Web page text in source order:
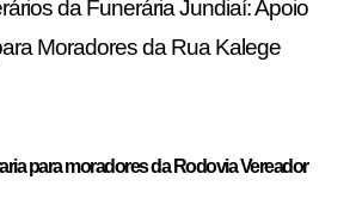
da Funerária Jundiaí: Apoio
Moradores da Rua Kalege
para moradores da Rodovia Vereador